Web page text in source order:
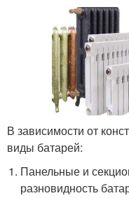
В зависимости от
виды батарей:
Панельные и
разновидность